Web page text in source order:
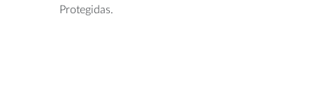
Protegidas.